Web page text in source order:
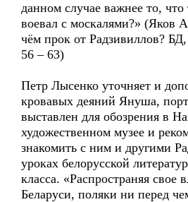
данном случае важнее то, что
воевал с москалями?» (Яков
чём прок от Радзивиллов?
56 – 63)
Петр Лысенко уточняет и
кровавых деяний Януша,
выставлен для обозрения в
художественном музее и
знакомить с ним и другими
уроках белорусской
класса. «Распространяя свое
Беларуси, поляки ни перед